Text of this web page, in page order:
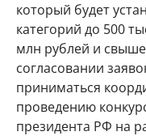
который будет
категорий до 500
млн рублей и
согласовании
приниматься
проведению
президента РФ на